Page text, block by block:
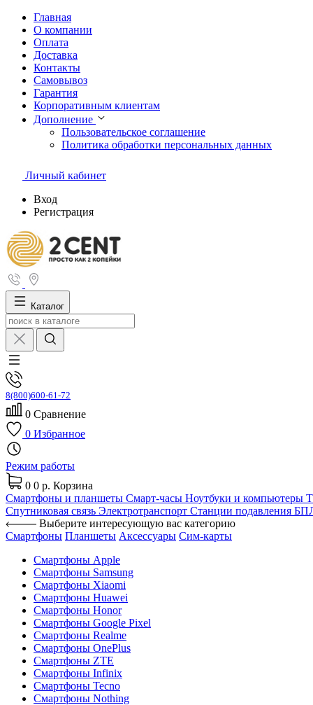
Главная
О компании
Оплата
Доставка
Контакты
Самовывоз
Гарантия
Корпоративным клиентам
Дополнение
Пользовательское соглашение
Политика обработки персональных данных
Личный кабинет
Вход
Регистрация
Каталог
8(800)600-61-72
0 Сравнение
0 Избранное
Режим работы
0 0 р. Корзина
Смартфоны и планшеты Смарт-часы Ноутбуки и компьютеры
Спутниковая связь Электротранспорт Станции подавления
Выберите интересующую вас категорию
Смартфоны Планшеты Аксессуары Сим-карты
Смартфоны Apple
Смартфоны Samsung
Смартфоны Xiaomi
Смартфоны Huawei
Смартфоны Honor
Смартфоны Google Pixel
Смартфоны Realme
Смартфоны OnePlus
Смартфоны ZTE
Смартфоны Infinix
Смартфоны Tecno
Смартфоны Nothing